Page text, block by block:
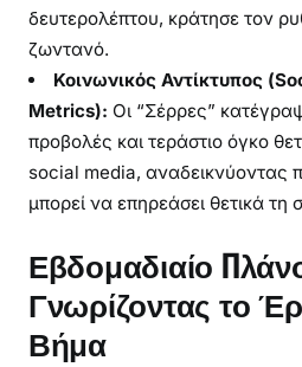
δευτερολέπτου, κράτησε τον
ζωντανό.
Κοινωνικός Αντίκτυπος
Metrics): Οι “Σέρρες”
προβολές και τεράστιο όγκο
social media, αναδεικνύοντας
μπορεί να επηρεάσει θετικά τη
Εβδομαδιαίο
Γνωρίζοντας το
Βήμα